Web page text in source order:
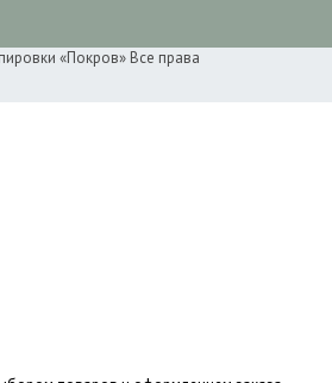
«Покров» Все права